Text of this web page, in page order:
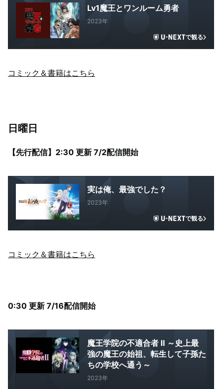
Lv1魔王とワンルーム勇者
2023年
で観る
コミック＆書籍はこちら
日曜日
【先行配信】2:30 更新 7/2配信開始
実は俺、最強でした？
2023年
で観る
コミック＆書籍はこちら
0:30 更新 7/16配信開始
魔王学院の不適合者 Ⅱ ～史上最
強の魔王の始祖、転生して子孫た
ちの学校へ通う～
2023年